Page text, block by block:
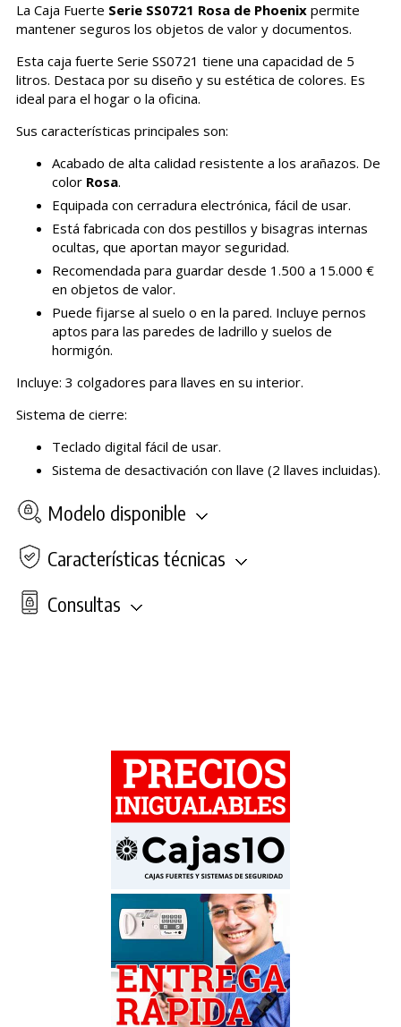
La Caja Fuerte Serie SS0721 Rosa de Phoenixpermite
mantener seguros los objetos de valor y documentos.
Esta caja fuerte Serie SS0721 tiene una capacidad de 5
litros. Destaca por su diseño y su estética de colores. Es
ideal para el hogar o la oficina.
Sus características principales son:
Acabado de alta calidad resistente a los arañazos. De
color Rosa.
Equipada con cerradura electrónica, fácil de usar.
Está fabricada con dos pestillos y bisagras internas
ocultas, que aportan mayor seguridad.
Recomendada para guardar desde 1.500 a 15.000 €
en objetos de valor.
Puede fijarse al suelo o en la pared. Incluye pernos
aptos para las paredes de ladrillo y suelos de
hormigón.
Incluye: 3 colgadores para llaves en su interior.
Sistema de cierre:
Teclado digital fácil de usar.
Sistema de desactivación con llave (2 llaves incluidas).
Modelo disponible
Características técnicas
Consultas